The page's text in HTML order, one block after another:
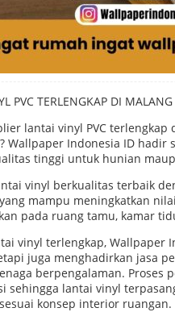
PVC TERLENGKAP DI MALANG
lantai vinyl PVC
Wallpaper Indonesia ID hadir
tinggi untuk hunian
vinyl berkualitas terbaik
mampu meningkatkan
pada ruang tamu, kamar
vinyl terlengkap, Wallpaper
juga menghadirkan jasa
berpengalaman. Proses
sehingga lantai vinyl
konsep interior ruangan.